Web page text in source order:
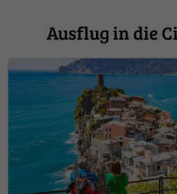
Ausflug in die